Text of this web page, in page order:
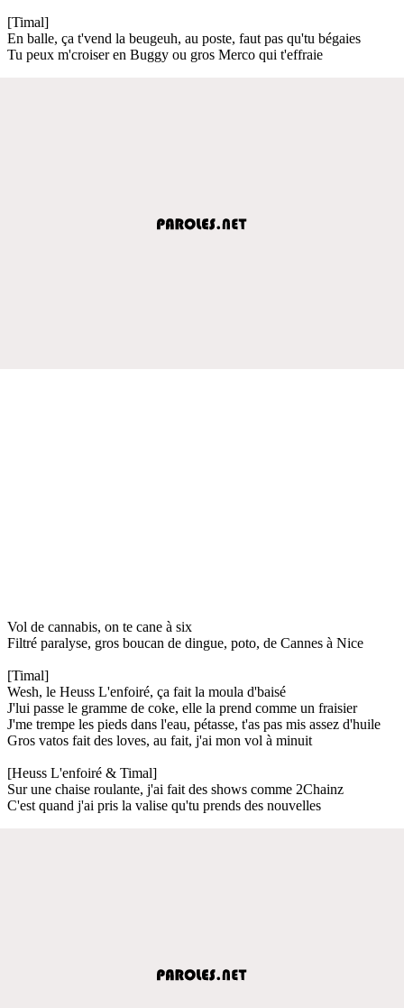
[Timal]
En balle, ça t'vend la beugeuh, au poste, faut pas qu'tu bégaies
Tu peux m'croiser en Buggy ou gros Merco qui t'effraie
Vol de cannabis, on te cane à six
Filtré paralyse, gros boucan de dingue, poto, de Cannes à Nice
[Timal]
Wesh, le Heuss L'enfoiré, ça fait la moula d'baisé
J'lui passe le gramme de coke, elle la prend comme un fraisier
J'me trempe les pieds dans l'eau, pétasse, t'as pas mis assez d'huile
Gros vatos fait des loves, au fait, j'ai mon vol à minuit
[Heuss L'enfoiré & Timal]
Sur une chaise roulante, j'ai fait des shows comme 2Chainz
C'est quand j'ai pris la valise qu'tu prends des nouvelles